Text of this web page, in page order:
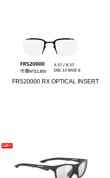
FR520000 RX OPTICAL INSERT